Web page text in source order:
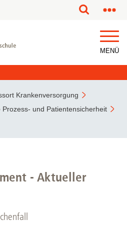
MENÜ
Krankenversorgung
Prozess- und Patientensicherheit
- Aktueller